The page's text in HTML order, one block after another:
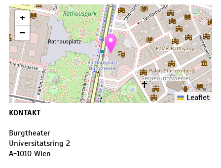
+
−
Leaflet
KONTAKT
Burgtheater
Universitätsring 2
A-1010 Wien